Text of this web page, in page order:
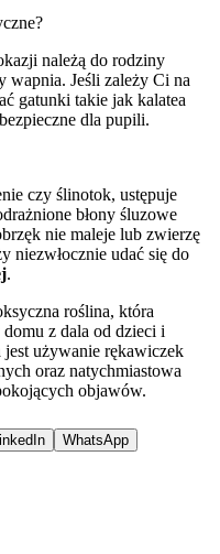
należą do rodziny
wapnia. Jeśli zależy Ci na
gatunki takie jak kalatea
dla pupili.
czy ślinotok, ustępuje
błony śluzowe
nie maleje lub zwierzę
niezwłocznie udać się do
.
roślina, która
z dala od dzieci i
używanie rękawiczek
oraz natychmiastowa
objawów.
LinkedIn WhatsApp